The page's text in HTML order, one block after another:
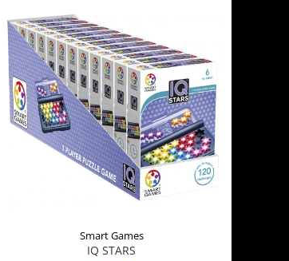
Smart Games
IQ STARS